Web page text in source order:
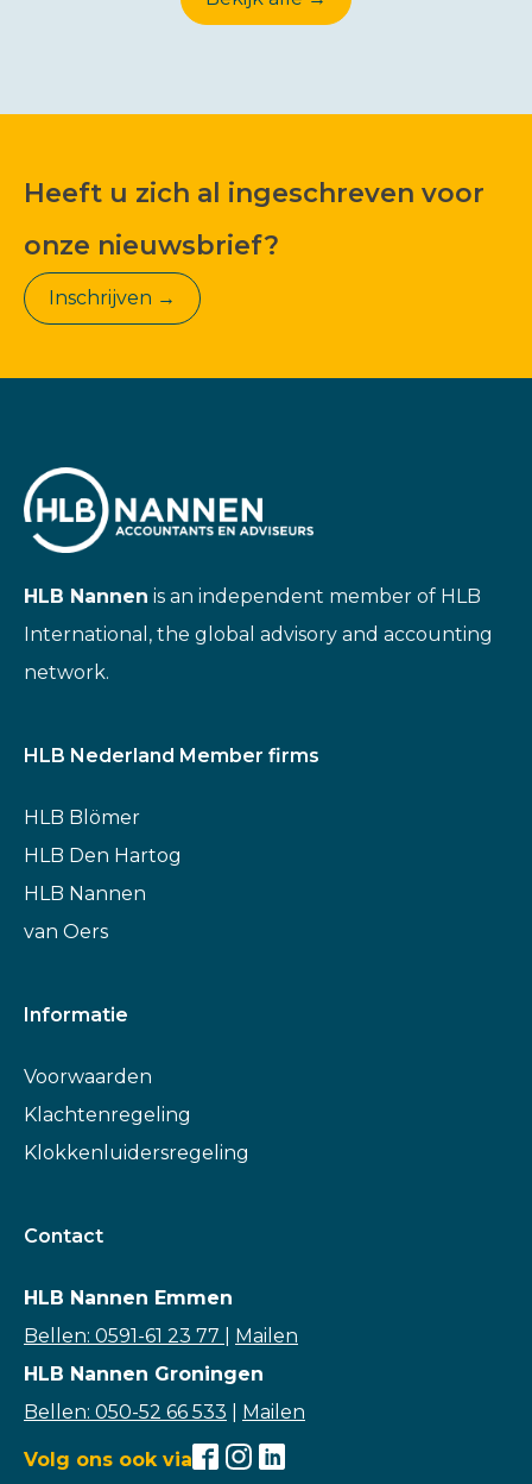
Heeft u zich al ingeschreven voor
onze nieuwsbrief?
Inschrijven →
HLB Nannen is an independent member of HLB
International, the global advisory and accounting
network.
HLB Nederland Member firms
HLB Blömer
HLB Den Hartog
HLB Nannen
van Oers
Informatie
Voorwaarden
Klachtenregeling
Klokkenluidersregeling
Contact
HLB Nannen Emmen
Bellen: 0591-61 23 77
Mailen
HLB Nannen Groningen
Bellen: 050-52 66 533
Mailen
Volg ons ook via